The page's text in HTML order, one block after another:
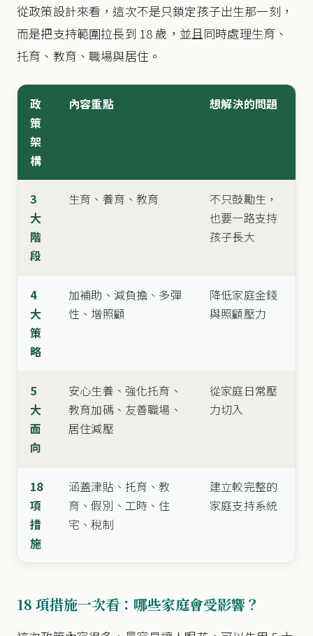
從政策設計來看，這次不是只鎖定孩子出生那一刻，
而是把支持範圍拉長到 18 歲，並且同時處理生育、
托育、教育、職場與居住。
政
策
架
構
內容重點 想解決的問題
3
大
階
段
生育、養育、教育
不只鼓勵生，
也要一路支持
孩子長大
4
大
策
略
加補助、減負擔、多彈
性、增照顧
降低家庭金錢
與照顧壓力
5
大
面
向
安心生養、強化托育、
教育加碼、友善職場、
居住減壓
從家庭日常壓
力切入
18
項
措
施
涵蓋津貼、托育、教
育、假別、工時、住
宅、稅制
建立較完整的
家庭支持系統
18 項措施一次看：哪些家庭會受影響？